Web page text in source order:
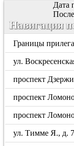
Дата
Навигация
Границы
ул.
проспект
проспект
проспект
ул. Тимме Я., д. 7